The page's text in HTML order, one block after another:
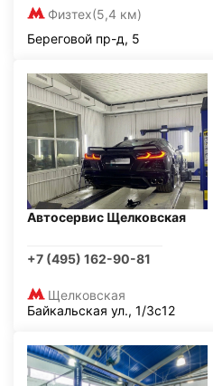
Физтех(5,4 км)
Береговой пр-д, 5
Автосервис Щелковская
+7 (495) 162-90-81
Щелковская
Байкальская ул., 1/3с12